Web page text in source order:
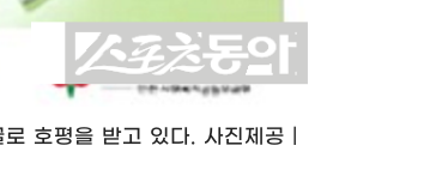
호평을 받고 있다. 사진제공｜